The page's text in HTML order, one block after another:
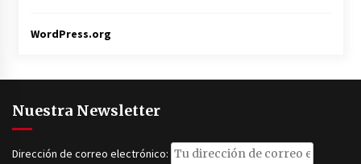
WordPress.org
Nuestra Newsletter
Dirección de correo electrónico: